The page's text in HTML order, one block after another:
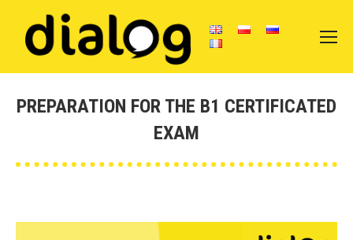
PREPARATION FOR THE B1 CERTIFICATED
EXAM